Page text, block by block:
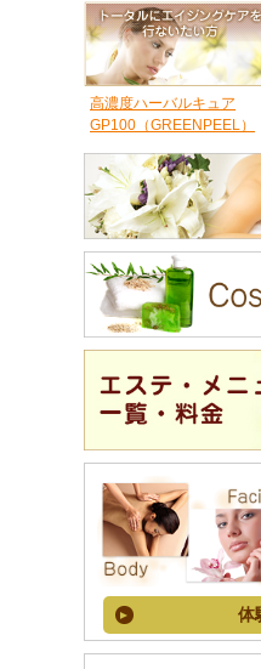
高濃度ハーバルキュア
GP100（GREENPEEL）
体